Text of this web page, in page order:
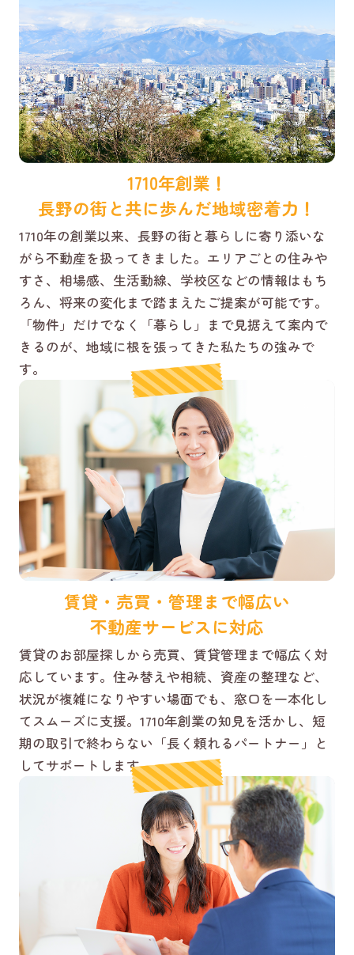
1710年創業！
長野の街と共に歩んだ地域密着力！
1710年の創業以来、長野の街と暮らしに寄り添いな
がら不動産を扱ってきました。エリアごとの住みや
すさ、相場感、生活動線、学校区などの情報はもち
ろん、将来の変化まで踏まえたご提案が可能です。
「物件」だけでなく「暮らし」まで見据えて案内で
きるのが、地域に根を張ってきた私たちの強みで
す。
賃貸・売買・管理まで幅広い
不動産サービスに対応
賃貸のお部屋探しから売買、賃貸管理まで幅広く対
応しています。住み替えや相続、資産の整理など、
状況が複雑になりやすい場面でも、窓口を一本化し
てスムーズに支援。1710年創業の知見を活かし、短
期の取引で終わらない「長く頼れるパートナー」と
してサポートします。